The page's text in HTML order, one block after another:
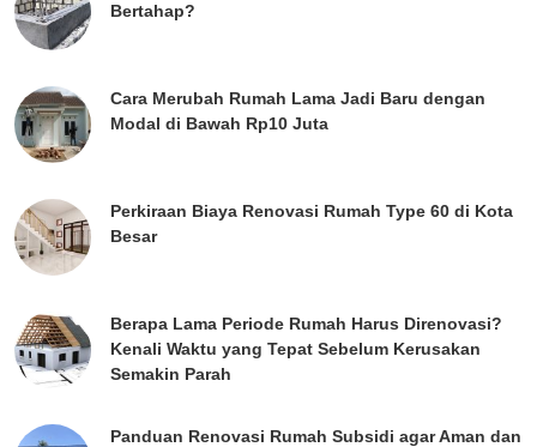
Bertahap?
Cara Merubah Rumah Lama Jadi Baru dengan
Modal di Bawah Rp10 Juta
Perkiraan Biaya Renovasi Rumah Type 60 di Kota
Besar
Berapa Lama Periode Rumah Harus Direnovasi?
Kenali Waktu yang Tepat Sebelum Kerusakan
Semakin Parah
Panduan Renovasi Rumah Subsidi agar Aman dan